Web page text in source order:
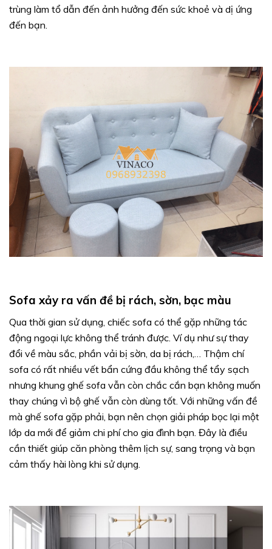
trùng làm tổ dẫn đến ảnh hưởng đến sức khoẻ và dị ứng
đến bạn.
Sofa xảy ra vấn đề bị rách, sờn, bạc màu
Qua thời gian sử dụng, chiếc sofa có thể gặp những tác
động ngoại lực không thể tránh được. Ví dụ như sự thay
đổi về màu sắc, phần vải bị sờn, da bị rách,… Thậm chí
sofa có rất nhiều vết bẩn cứng đầu không thể tẩy sạch
nhưng khung ghế sofa vẫn còn chắc cắn bạn không muốn
thay chúng vì bộ ghế vẫn còn dùng tốt. Với những vấn đề
mà ghế sofa gặp phải, bạn nên chọn giải pháp bọc lại một
lớp da mới để giảm chi phí cho gia đình bạn. Đây là điều
cần thiết giúp căn phòng thêm lịch sự, sang trọng và bạn
cảm thấy hài lòng khi sử dụng.